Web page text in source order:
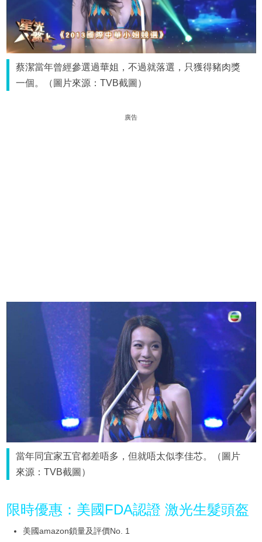
蔡潔當年曾經參選過華姐，不過就落選，只獲得豬肉獎
一個。（圖片來源：TVB截圖）
廣告
當年同宜家五官都差唔多，但就唔太似李佳芯。（圖片
來源：TVB截圖）
限時優惠：美國FDA認證 激光生髮頭盔
美國amazon鎖量及評價No. 1